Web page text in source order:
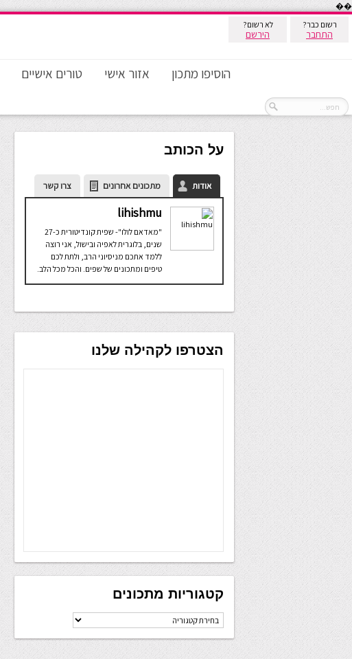
��
רשום כבר?
התחבר
לא רשום?
הירשם
הוסיפו מתכון אזור אישי טורים אישיים
על הכותב
אודות מתכונים אחרונים צרו קשר
lihishmu
"מאדאם לולו"- שפית קונדיטורית כ-27
שנים, בלוגרית לאפיה ובישול, אני רוצה
ללמד אתכם מניסיוני הרב, ולתת לכם
טיפים ומתכונים של שפים. והכל מכל הלב.
הצטרפו לקהילה שלנו
קטגוריות מתכונים
קטגוריות
מתכונים